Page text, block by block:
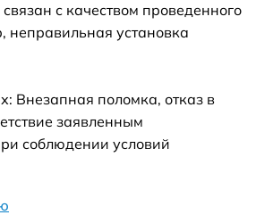
с качеством проведенного
неправильная установка
Внезапная поломка, отказ в
заявленным
соблюдении условий